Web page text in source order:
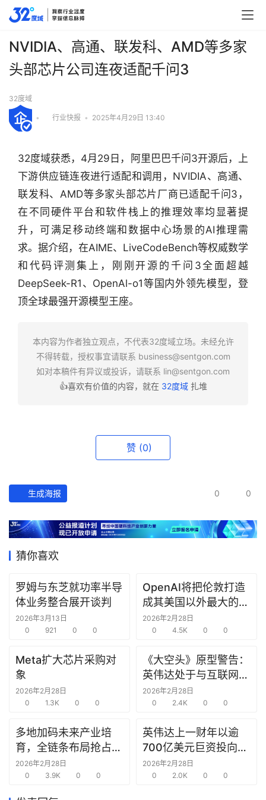
行
业
快
数
据
选
报
告
投
之
窗
机
链
合
NVIDIA、高通、联发科、AMD等多家
头部芯片公司连夜适配千问3
32度域
• 行业快报 • 2025年4月29日 13:40
32度域获悉，4月29日，阿里巴巴千问3开源后，上
下游供应链连夜进行适配和调用，NVIDIA、高通、
联发科、AMD等多家头部芯片厂商已适配千问3，
在不同硬件平台和软件栈上的推理效率均显著提
升，可满足移动终端和数据中心场景的AI推理需
求。据介绍，在AIME、LiveCodeBench等权威数学
和代码评测集上，刚刚开源的千问3全面超越
DeepSeek-R1、OpenAl-o1等国内外领先模型，登
顶全球最强开源模型王座。
本内容为作者独立观点，不代表32度域立场。未经允许
不得转载，授权事宜请联系 business@sentgon.com
如对本稿件有异议或投诉，请联系 lin@sentgon.com
👍喜欢有价值的内容，就在 32度域扎堆
赞 (0)
生成海报 0 0
猜你喜欢
罗姆与东芝就功率半导
体业务整合展开谈判
2026年3月13日
0
921 0 0
OpenAI将把伦敦打造
成其美国以外最大的研
究中心
2026年2月28日
0
4.5K 0 0
Meta扩大芯片采购对
象
2026年2月28日
0
1.3K 0 0
《大空头》原型警告：
英伟达处于与互联网泡
沫时期思科同样的“危
险境地”
2026年2月28日
0
2.4K 0 0
多地加码未来产业培
育，全链条布局抢占新
赛道先机
2026年2月28日
0
3.9K 0 0
英伟达上一财年以逾
700亿美元巨资投向合
作方，竭力巩固AI芯片
需求
2026年2月28日
0
2.0K 0 0